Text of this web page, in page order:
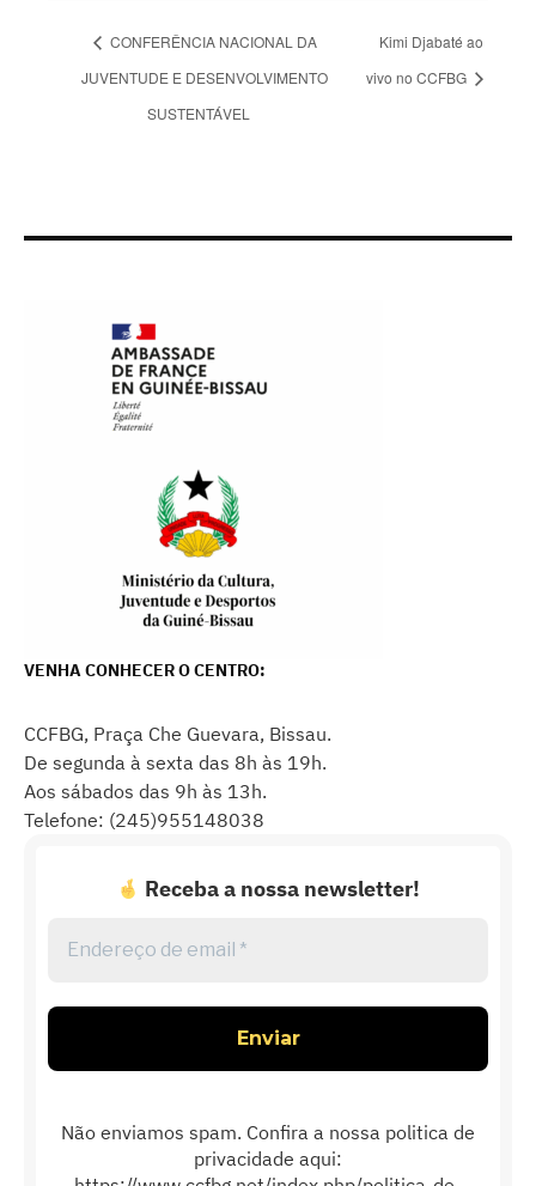
CONFERÊNCIA NACIONAL DA
JUVENTUDE E DESENVOLVIMENTO
SUSTENTÁVEL
Kimi Djabaté ao
vivo no CCFBG
VENHA CONHECER O CENTRO:
CCFBG, Praça Che Guevara, Bissau.
De segunda à sexta das 8h às 19h.
Aos sábados das 9h às 13h.
Telefone: (245)955148038
Receba a nossa newsletter!
de
*
Não enviamos spam. Confira a nossa politica de
privacidade aqui: